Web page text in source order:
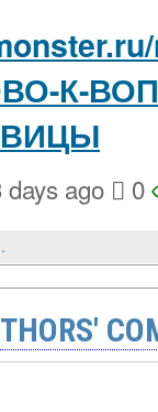
К-
days ago 0
АТОМА